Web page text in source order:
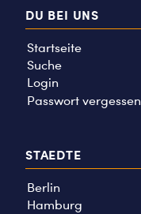
DU BEI UNS
Startseite
Suche
Login
Passwort vergessen
STAEDTE
Berlin
Hamburg